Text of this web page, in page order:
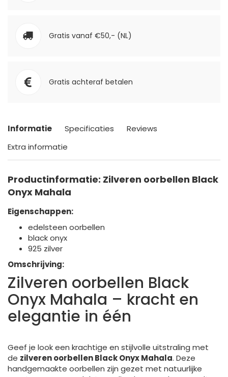
Gratis vanaf €50,- (NL)
Gratis achteraf betalen
Informatie Specificaties
Reviews
Extra informatie
Productinformatie: Zilveren oorbellen Black
Onyx Mahala
Eigenschappen:
edelsteen oorbellen
black onyx
925 zilver
Omschrijving:
Zilveren oorbellen Black
Onyx Mahala – kracht en
elegantie in één
Geef je look een krachtige en stijlvolle uitstraling met
de zilveren oorbellen Black Onyx Mahala. Deze
handgemaakte oorbellen zijn gezet met natuurlijke